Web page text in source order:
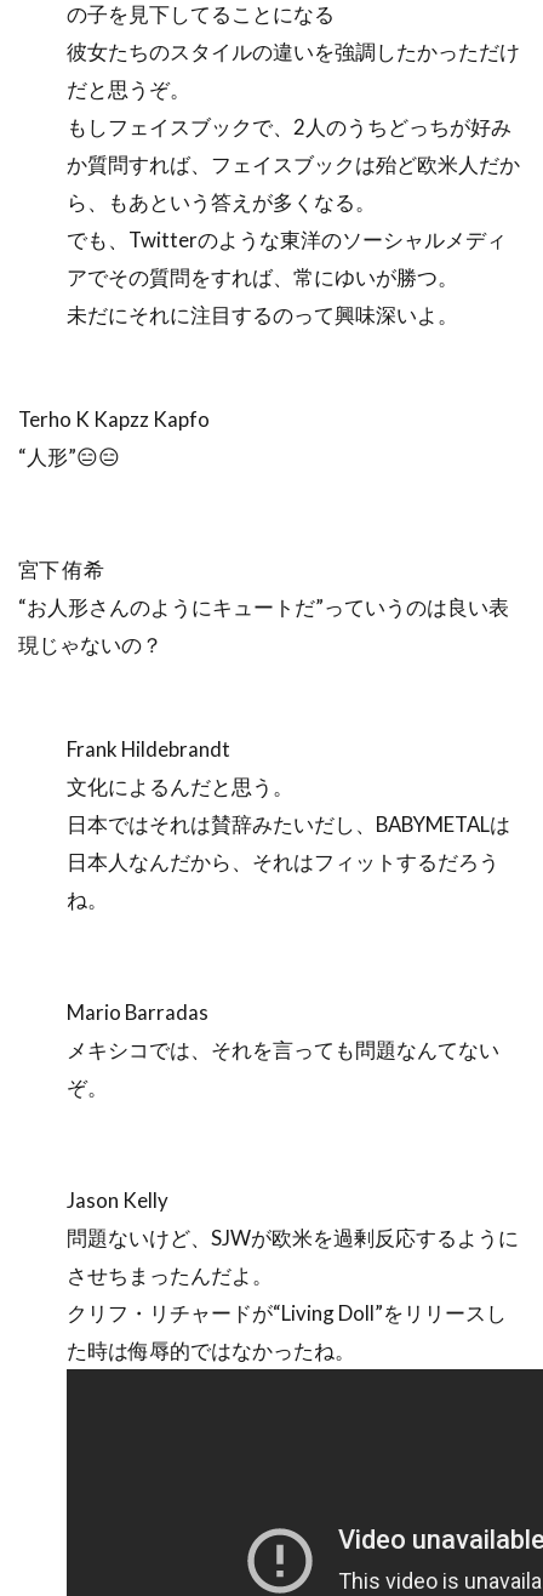
の子を見下してることになる
彼女たちのスタイルの違いを強調したかっただけ
だと思うぞ。
もしフェイスブックで、2人のうちどっちが好み
か質問すれば、フェイスブックは殆ど欧米人だか
ら、もあという答えが多くなる。
でも、Twitterのような東洋のソーシャルメディ
アでその質問をすれば、常にゆいが勝つ。
未だにそれに注目するのって興味深いよ。
Terho K Kapzz Kapfo
“人形”😑😑
宮下 侑希
“お人形さんのようにキュートだ”っていうのは良い表
現じゃないの？
Frank Hildebrandt
文化によるんだと思う。
日本ではそれは賛辞みたいだし、BABYMETALは
日本人なんだから、それはフィットするだろう
ね。
Mario Barradas
メキシコでは、それを言っても問題なんてない
ぞ。
Jason Kelly
問題ないけど、SJWが欧米を過剰反応するように
させちまったんだよ。
クリフ・リチャードが“Living Doll”をリリースし
た時は侮辱的ではなかったね。